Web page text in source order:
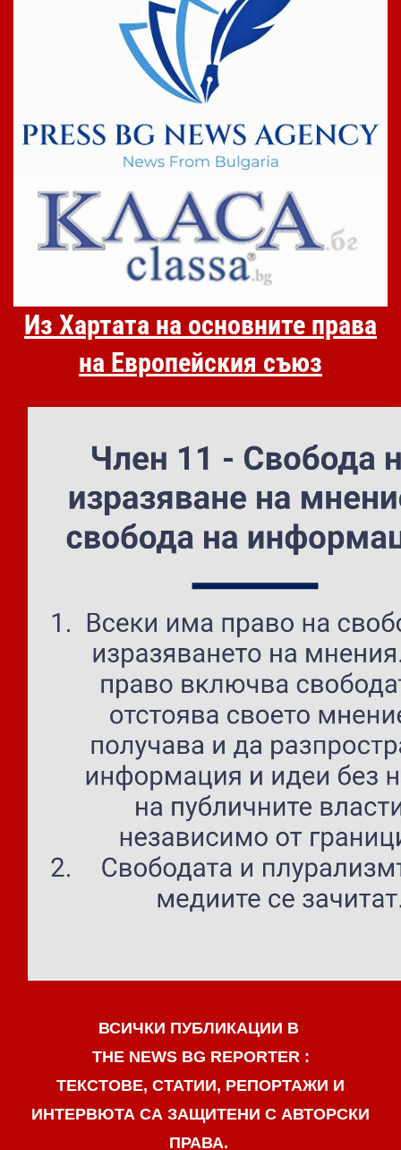
Из Хартата на основните права
на Европейския съюз
ВСИЧКИ ПУБЛИКАЦИИ В
THE NEWS BG REPORTER :
ТЕКСТОВЕ, СТАТИИ, РЕПОРТАЖИ И
ИНТЕРВЮТА СА ЗАЩИТЕНИ С АВТОРСКИ
ПРАВА.